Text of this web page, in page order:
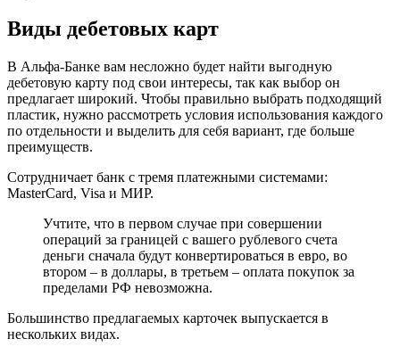
Виды дебетовых карт
В Альфа-Банке вам несложно будет найти выгодную
дебетовую карту под свои интересы, так как выбор он
предлагает широкий. Чтобы правильно выбрать подходящий
пластик, нужно рассмотреть условия использования каждого
по отдельности и выделить для себя вариант, где больше
преимуществ.
Сотрудничает банк с тремя платежными системами:
MasterCard, Visa и МИР.
Учтите, что в первом случае при совершении
операций за границей с вашего рублевого счета
деньги сначала будут конвертироваться в евро, во
втором – в доллары, в третьем – оплата покупок за
пределами РФ невозможна.
Большинство предлагаемых карточек выпускается в
нескольких видах.